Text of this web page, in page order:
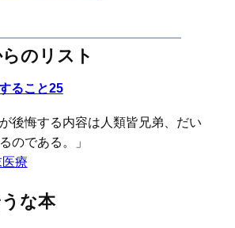
のリスト
ること25
後悔する内容は人類皆兄弟、だい
のである。」
療
な本